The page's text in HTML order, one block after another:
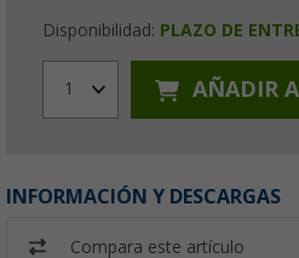
Disponibilidad: PLAZO DE
1 AÑADIR
INFORMACIÓN Y DESCARGAS
Compara este artículo